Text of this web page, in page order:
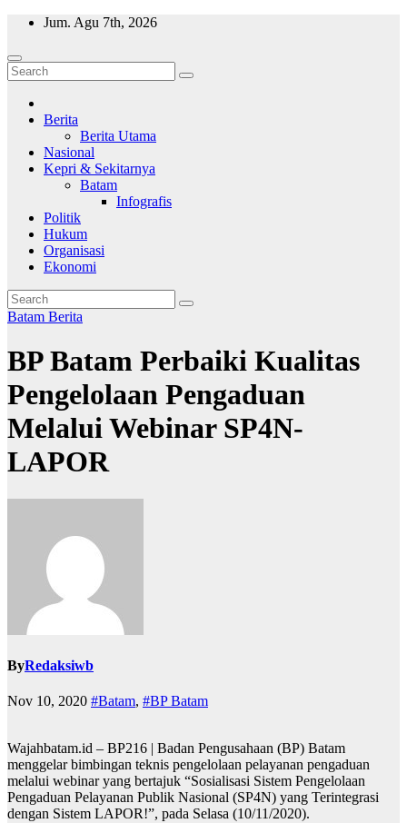
Skip
content
Jum. Agu 7th, 2026
Wajah Batam
CCTV nya kota Batam
Berita
Berita Utama
Nasional
Kepri & Sekitarnya
Batam
Infografis
Politik
Hukum
Organisasi
Ekonomi
Batam Berita
BP Batam Perbaiki Kualitas
Pengelolaan Pengaduan
Melalui Webinar SP4N-
LAPOR
ByRedaksiwb
Nov 10, 2020 #Batam, #BP Batam
Wajahbatam.id – BP216 | Badan Pengusahaan (BP) Batam
menggelar bimbingan teknis pengelolaan pelayanan pengaduan
melalui webinar yang bertajuk “Sosialisasi Sistem Pengelolaan
Pengaduan Pelayanan Publik Nasional (SP4N) yang Terintegrasi
dengan Sistem LAPOR!”, pada Selasa (10/11/2020).